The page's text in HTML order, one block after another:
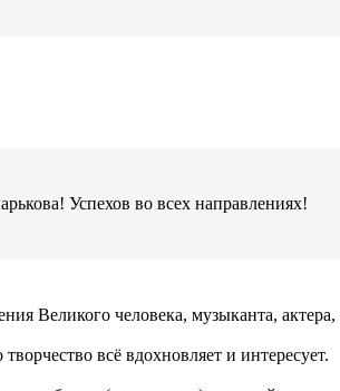
Успехов во всех направлениях!
Великого человека, музыканта,
всё вдохновляет и интересует.